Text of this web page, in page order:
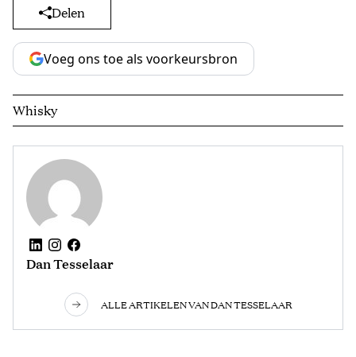
Delen
Voeg ons toe als voorkeursbron
Whisky
Dan Tesselaar
ALLE ARTIKELEN VAN DAN TESSELAAR